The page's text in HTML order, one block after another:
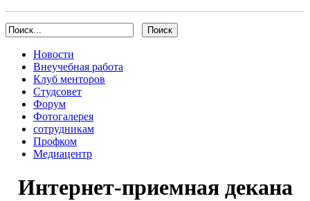
Новости
Внеучебная работа
Клуб менторов
Студсовет
Форум
Фотогалерея
сотрудникам
Профком
Медиацентр
Интернет-приемная декана